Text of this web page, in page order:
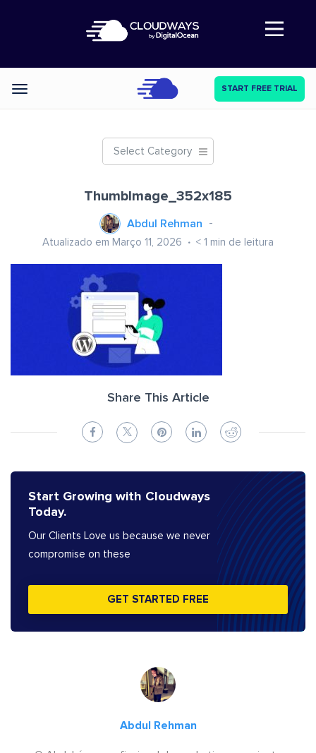
Abre a navegação
Categories START FREE TRIAL
Select Category
ThumbImage_352x185
Abdul Rehman
Atualizado em Março 11, 2026 < 1 min de leitura
Share This Article
Start Growing with Cloudways
Today.
Our Clients Love us because we never
compromise on these
GET STARTED FREE
Abdul Rehman